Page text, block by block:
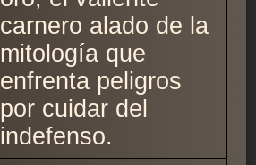
carnero alado de la
mitología que
enfrenta peligros
por cuidar del
indefenso.